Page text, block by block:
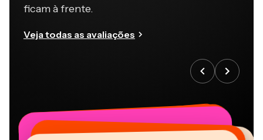
ficam à frente.
Veja todas as avaliações